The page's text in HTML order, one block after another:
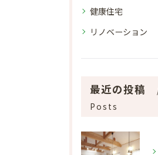
健康住宅
リノベーション
最近の投稿
Posts